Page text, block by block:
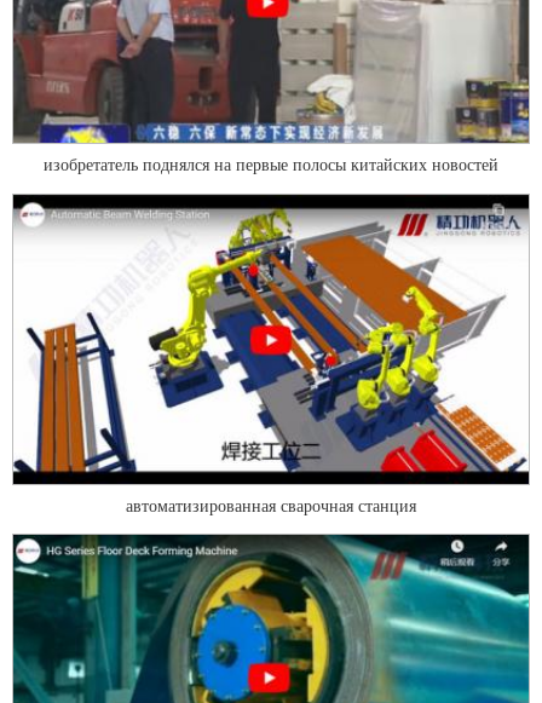
изобретатель поднялся на первые полосы китайских новостей
автоматизированная сварочная станция